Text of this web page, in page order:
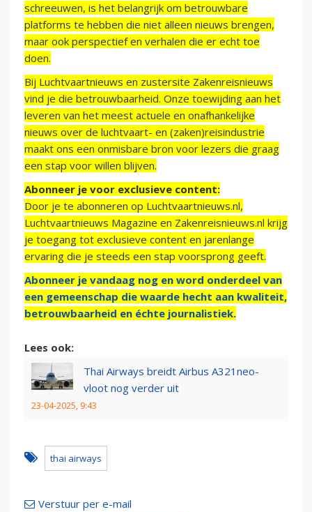
schreeuwen, is het belangrijk om betrouwbare
platforms te hebben die niet alleen nieuws brengen,
maar ook perspectief en verhalen die er echt toe
doen.
Bij Luchtvaartnieuws en zustersite Zakenreisnieuws
vind je die betrouwbaarheid. Onze toewijding aan het
leveren van het meest actuele en onafhankelijke
nieuws over de luchtvaart- en (zaken)reisindustrie
maakt ons een onmisbare bron voor lezers die graag
een stap voor willen blijven.
Abonneer je voor exclusieve content:
Door je te abonneren op Luchtvaartnieuws.nl,
Luchtvaartnieuws Magazine en Zakenreisnieuws.nl krijg
je toegang tot exclusieve content en jarenlange
ervaring die je steeds een stap voorsprong geeft.
Abonneer je vandaag nog en word onderdeel van
een gemeenschap die waarde hecht aan kwaliteit,
betrouwbaarheid en échte journalistiek.
Lees ook:
Thai Airways breidt Airbus A321neo-
vloot nog verder uit
23-04-2025, 9:43
thai airways
Verstuur per e-mail